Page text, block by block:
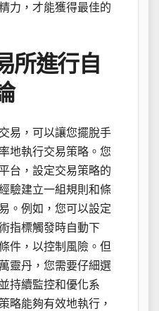
力，才能獲得最佳的
所進行自
易，可以讓您擺脫手
地執行交易策略。您
台，設定交易策略的
驗建立一組規則和條
。例如，您可以設定
指標觸發時自動下
件，以控制風險。但
靈丹，您需要仔細選
持續監控和優化系
略能夠有效地執行，